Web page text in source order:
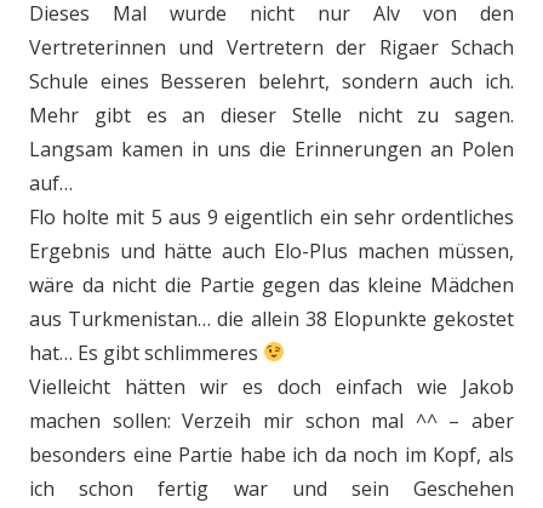
Dieses Mal wurde nicht nur Alv von den
Vertreterinnen und Vertretern der Rigaer Schach
Schule eines Besseren belehrt, sondern auch ich.
Mehr gibt es an dieser Stelle nicht zu sagen.
Langsam kamen in uns die Erinnerungen an Polen
auf…
Flo holte mit 5 aus 9 eigentlich ein sehr ordentliches
Ergebnis und hätte auch Elo-Plus machen müssen,
wäre da nicht die Partie gegen das kleine Mädchen
aus Turkmenistan… die allein 38 Elopunkte gekostet
hat… Es gibt schlimmeres
Vielleicht hätten wir es doch einfach wie Jakob
machen sollen: Verzeih mir schon mal ^^ – aber
besonders eine Partie habe ich da noch im Kopf, als
ich schon fertig war und sein Geschehen